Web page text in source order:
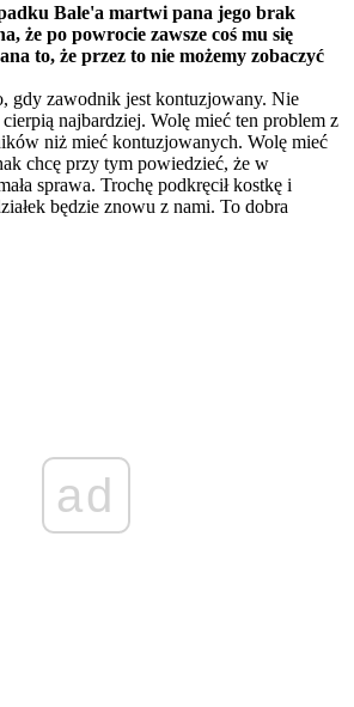
Bale'a martwi pana jego brak
że po powrocie zawsze coś mu się
to, że przez to nie możemy zobaczyć
gdy zawodnik jest kontuzjowany. Nie
najbardziej. Wolę mieć ten problem z
niż mieć kontuzjowanych. Wolę mieć
chcę przy tym powiedzieć, że w
sprawa. Trochę podkręcił kostkę i
będzie znowu z nami. To dobra
ad